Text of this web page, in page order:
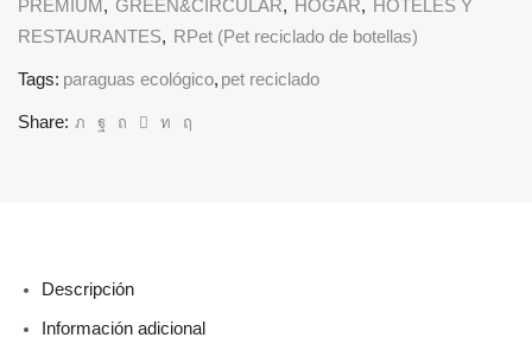
PREMIUM , GREEN&CIRCULAR, HOGAR, HOTELES Y
RESTAURANTES, RPet (Pet reciclado de botellas)
Tags: paraguas ecológico, pet reciclado
Share:
Descripción
Información adicional